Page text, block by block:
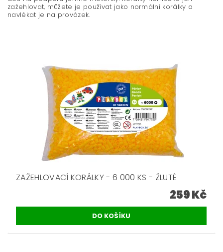
zažehlovat, můžete je používat jako normální korálky a
navlékat je na provázek.
ZAŽEHLOVACÍ KORÁLKY - 6 000 KS - ŽLUTÉ
259 Kč